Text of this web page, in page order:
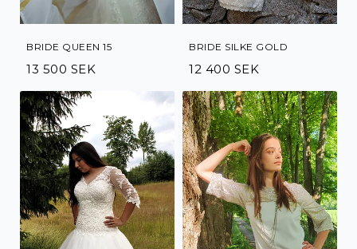
BRIDE QUEEN 15
13 500 SEK
BRIDE SILKE GOLD
12 400 SEK